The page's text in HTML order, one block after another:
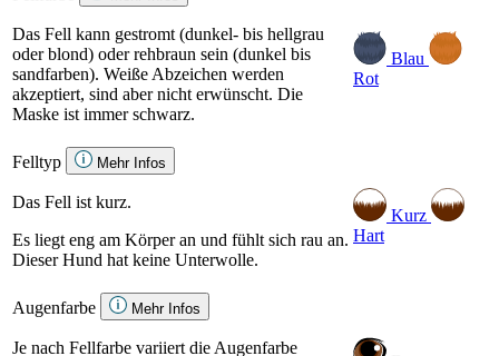
Das Fell kann gestromt (dunkel- bis hellgrau
oder blond) oder rehbraun sein (dunkel bis
sandfarben). Weiße Abzeichen werden
akzeptiert, sind aber nicht erwünscht. Die
Maske ist immer schwarz.
Blau
Rot
Felltyp Mehr Infos
Das Fell ist kurz.
Es liegt eng am Körper an und fühlt sich rau an.
Dieser Hund hat keine Unterwolle.
Kurz
Hart
Augenfarbe Mehr Infos
Je nach Fellfarbe variiert die Augenfarbe